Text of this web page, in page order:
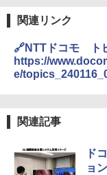
関連リンク
🔗NTTドコモ ト
https://
e/
関連記事
ド
ョ